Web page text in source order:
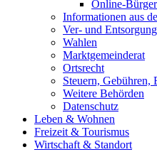
Online-
Informationen aus
Ver- und Entsorgung
Wahlen
Marktgemeinderat
Ortsrecht
Steuern, Gebühren,
Weitere Behörden
Datenschutz
Leben & Wohnen
Freizeit & Tourismus
Wirtschaft & Standort